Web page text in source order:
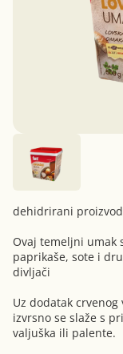
dehidrirani proizvod
Ovaj temeljni umak
paprikaše, sote i
divljači
Uz dodatak
izvrsno se slaže s
valjuška ili palente.